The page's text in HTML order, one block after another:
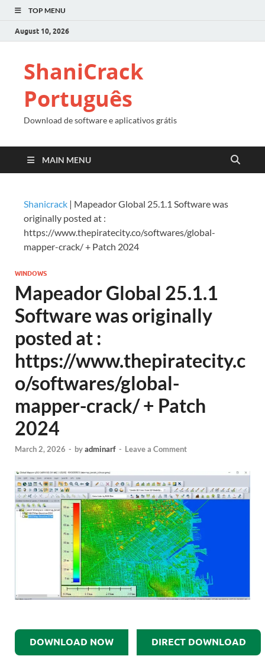
TOP MENU
August 10, 2026
ShaniCrack
Português
Download de software e aplicativos grátis
MAIN MENU
Shanicrack | Mapeador Global 25.1.1 Software was
originally posted at :
https://www.thepiratecity.co/softwares/global-
mapper-crack/ + Patch 2024
WINDOWS
Mapeador Global 25.1.1
Software was originally
posted at :
https://www.thepiratecity.c
o/softwares/global-
mapper-crack/ + Patch
2024
March 2, 2026 - byadminarf - Leave a Comment
DOWNLOAD NOW DIRECT DOWNLOAD